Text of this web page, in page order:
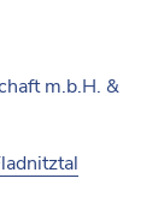
m.b.H. &